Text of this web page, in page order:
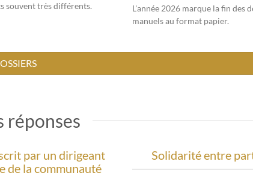
souvent très différents.
L'année 2026 marque la fin des
manuels au format papier.
réponses
par un dirigeant
de la communauté
Solidarité entre